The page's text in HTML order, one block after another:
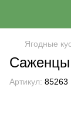
Ягодные
Артикул: 85263